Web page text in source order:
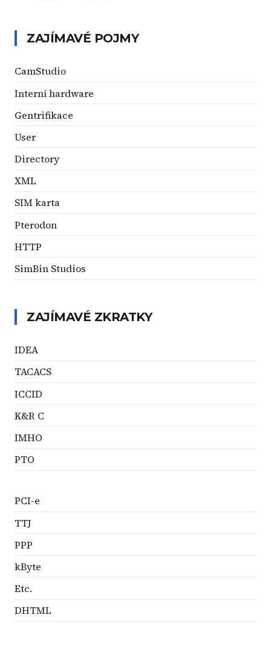
ZAJÍMAVÉ POJMY
CamStudio
Interní hardware
Gentrifikace
User
Directory
XML
SIM karta
Pterodon
HTTP
SimBin Studios
ZAJÍMAVÉ ZKRATKY
IDEA
TACACS
ICCID
K&R C
IMHO
PTO
PCI-e
TTJ
PPP
kByte
Etc.
DHTML